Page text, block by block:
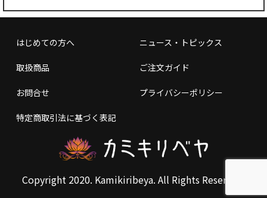
はじめての方へ ニュース・トピックス
取扱商品 ご注文ガイド
お問合せ プライバシーポリシー
特定商取引法に基づく表記
Copyright 2020. Kamikiribeya. All Rights Reserved.